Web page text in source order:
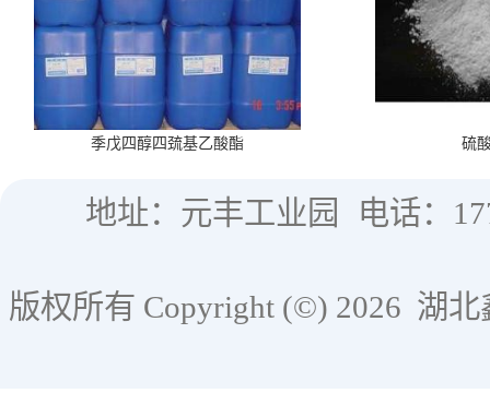
季戊四醇四巯基乙酸酯 硫
地址：元丰工业园 电话：
版权所有 Copyright (©) 2026 湖北